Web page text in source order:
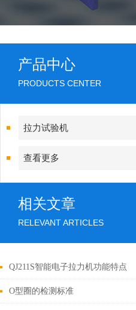
产品中心
PRODUCTS CENTER
拉力试验机
查看更多
相关文章
RELEVANT ARTICLES
QJ211S智能电子拉力机功能特点
O型圈的检测标准